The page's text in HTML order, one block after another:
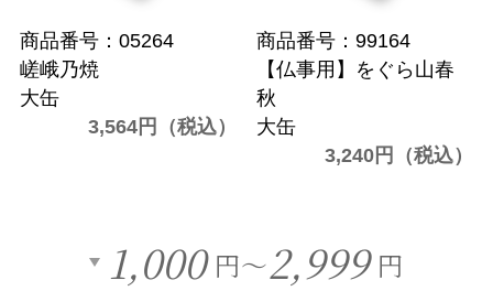
商品番号：05264
嵯峨乃焼
大缶
3,564円（税込）
商品番号：99164
【仏事用】をぐら山春
秋
大缶
3,240円（税込）
1,000 円～2,999 円